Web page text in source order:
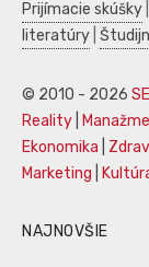
Prijímacie skúšky
literatúry
© 2010 - 2026
Reality
Ekonomika
Marketing
NAJNOVŠIE